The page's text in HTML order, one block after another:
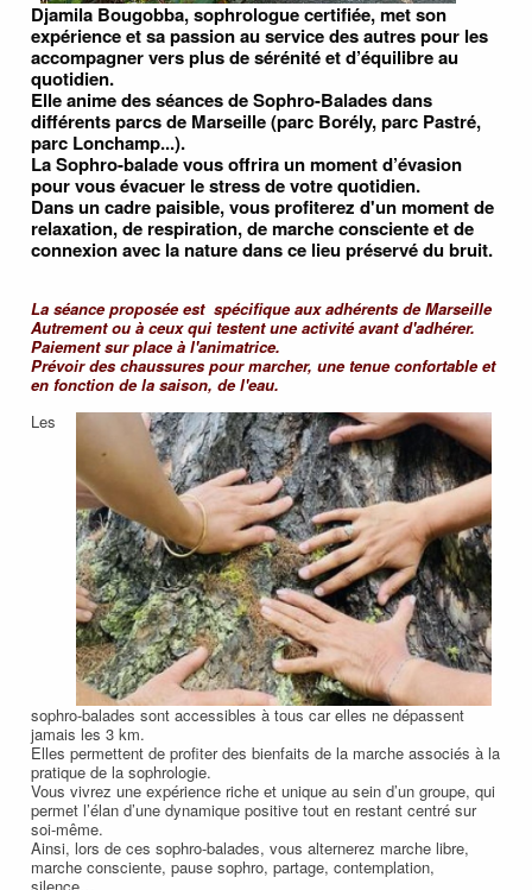
Djamila Bougobba, sophrologue certifiée, met son
expérience et sa passion au service des autres pour les
accompagner vers plus de sérénité et d’équilibre au
quotidien.
Elle anime des séances de Sophro-Balades dans
différents parcs de Marseille (parc Borély, parc Pastré,
parc Lonchamp...).
La Sophro-balade vous offrira un moment d’évasion
pour vous évacuer le stress de votre quotidien.
Dans un cadre paisible, vous profiterez d'un moment de
relaxation, de respiration, de marche consciente et de
connexion avec la nature dans ce lieu préservé du bruit.
La séance proposée est spécifique aux adhérents de Marseille
Autrement ou à ceux qui testent une activité avant d'adhérer.
Paiement sur place à l'animatrice.
Prévoir des chaussures pour marcher, une tenue confortable et
en fonction de la saison, de l'eau.
Les
sophro-balades sont accessibles à tous car elles ne dépassent
jamais les 3 km.
Elles permettent de profiter des bienfaits de la marche associés à la
pratique de la sophrologie.
Vous vivrez une expérience riche et unique au sein d’un groupe, qui
permet l’élan d’une dynamique positive tout en restant centré sur
soi-même.
Ainsi, lors de ces sophro-balades, vous alternerez marche libre,
marche consciente, pause sophro, partage, contemplation,